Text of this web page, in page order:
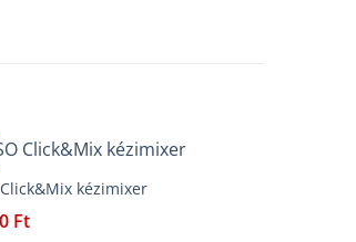
Click&Mix kézimixer
Ft